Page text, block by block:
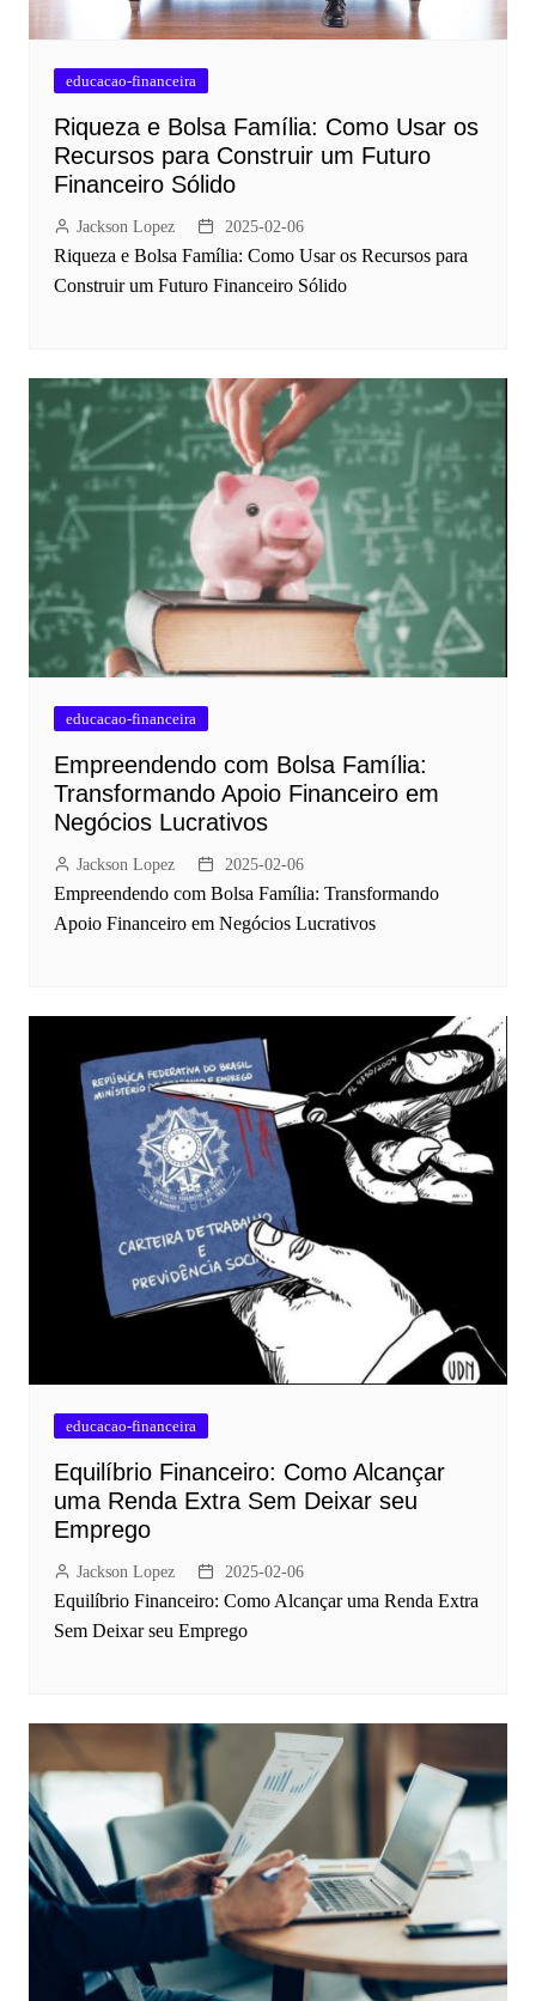
educacao-financeira
Riqueza e Bolsa Família: Como Usar os
Recursos para Construir um Futuro
Financeiro Sólido
Jackson Lopez 2025-02-06
Riqueza e Bolsa Família: Como Usar os Recursos para
Construir um Futuro Financeiro Sólido
educacao-financeira
Empreendendo com Bolsa Família:
Transformando Apoio Financeiro em
Negócios Lucrativos
Jackson Lopez 2025-02-06
Empreendendo com Bolsa Família: Transformando
Apoio Financeiro em Negócios Lucrativos
educacao-financeira
Equilíbrio Financeiro: Como Alcançar
uma Renda Extra Sem Deixar seu
Emprego
Jackson Lopez 2025-02-06
Equilíbrio Financeiro: Como Alcançar uma Renda Extra
Sem Deixar seu Emprego